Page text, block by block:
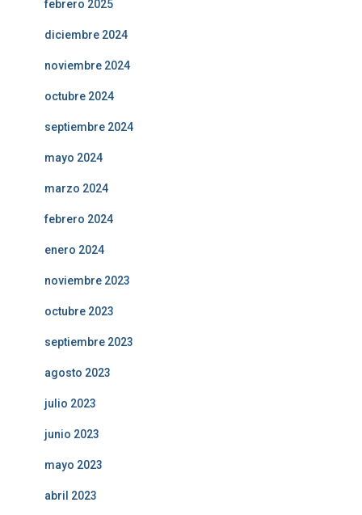
febrero 2025
diciembre 2024
noviembre 2024
octubre 2024
septiembre 2024
mayo 2024
marzo 2024
febrero 2024
enero 2024
noviembre 2023
octubre 2023
septiembre 2023
agosto 2023
julio 2023
junio 2023
mayo 2023
abril 2023